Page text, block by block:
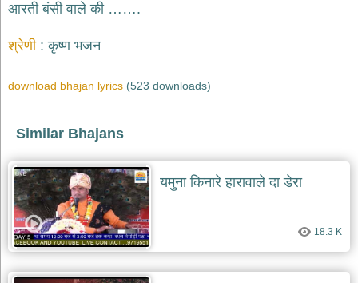
जैन
भजन
jain
दुर्गा
bhajans
गणेश
भजन
ganesh
bhajans
राम
भजन
raam
आरती बंसी वाले की …….
श्रेणी कृष्ण भजन
download bhajan lyrics (523 downloads)
Similar Bhajans
यमुना किनारे हारावाले दा डेरा
18.3 K